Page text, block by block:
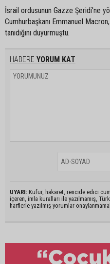
İsrail ordusunun Gazze Şeridi'ne
Cumhurbaşkanı Emmanuel
tanıdığını duyurmuştu.
HABERE YORUM KAT
UYARI: Küfür, hakaret, rencide edici
içeren, imla kuralları ile yazılmamış,
harflerle yazılmış yorumlar